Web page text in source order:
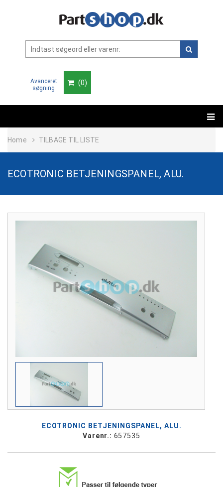
Avanceret
søgning
(0)
Home TILBAGE TIL LISTE
ECOTRONIC BETJENINGSPANEL, ALU.
ECOTRONIC BETJENINGSPANEL, ALU.
Varenr.: 657535